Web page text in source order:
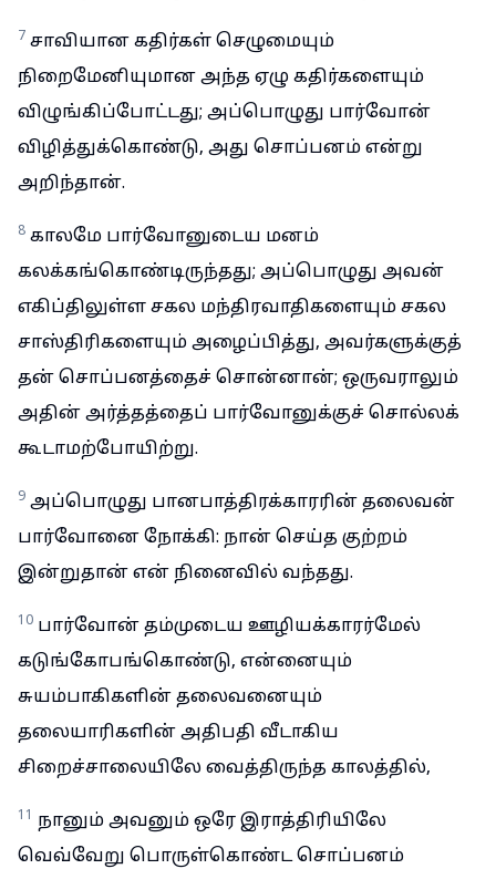
7 சாவியான கதிர்கள் செழுமையும்
நிறைமேனியுமான அந்த ஏழு கதிர்களையும்
விழுங்கிப்போட்டது; அப்பொழுது பார்வோன்
விழித்துக்கொண்டு, அது சொப்பனம் என்று
அறிந்தான்.
8 காலமே பார்வோனுடைய மனம்
கலக்கங்கொண்டிருந்தது; அப்பொழுது அவன்
எகிப்திலுள்ள சகல மந்திரவாதிகளையும் சகல
சாஸ்திரிகளையும் அழைப்பித்து, அவர்களுக்குத்
தன் சொப்பனத்தைச் சொன்னான்; ஒருவராலும்
அதின் அர்த்தத்தைப் பார்வோனுக்குச் சொல்லக்
கூடாமற்போயிற்று.
9 அப்பொழுது பானபாத்திரக்காரரின் தலைவன்
பார்வோனை நோக்கி: நான் செய்த குற்றம்
இன்றுதான் என் நினைவில் வந்தது.
10 பார்வோன் தம்முடைய ஊழியக்காரர்மேல்
கடுங்கோபங்கொண்டு, என்னையும்
சுயம்பாகிகளின் தலைவனையும்
தலையாரிகளின் அதிபதி வீடாகிய
சிறைச்சாலையிலே வைத்திருந்த காலத்தில்,
11 நானும் அவனும் ஒரே இராத்திரியிலே
வெவ்வேறு பொருள்கொண்ட சொப்பனம்